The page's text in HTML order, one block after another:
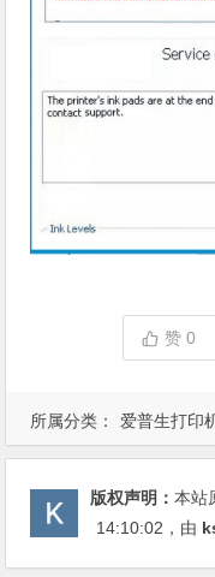
所属分类： 爱普生打印
赞0
版权声明：本站
14:10:02 ，由